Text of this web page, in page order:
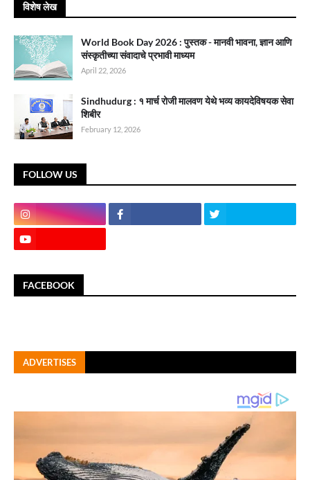
विशेष लेख
World Book Day 2026 : पुस्तक - मानवी भावना, ज्ञान आणि
संस्कृतीच्या संवादाचे प्रभावी माध्यम
April 22, 2026
Sindhudurg : १ मार्च रोजी मालवण येथे भव्य कायदेविषयक सेवा
शिबीर
February 12, 2026
FOLLOW US
FACEBOOK
ADVERTISES